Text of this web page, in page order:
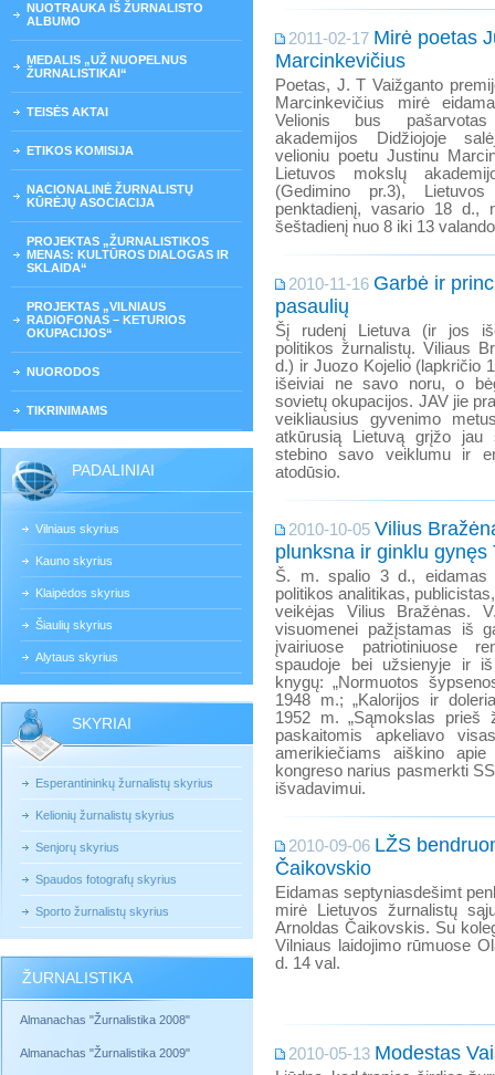
NUOTRAUKA IŠ ŽURNALISTO
ALBUMO
MEDALIS „UŽ NUOPELNUS
ŽURNALISTIKAI“
TEISĖS AKTAI
ETIKOS KOMISIJA
NACIONALINĖ ŽURNALISTŲ
KŪRĖJŲ ASOCIACIJA
PROJEKTAS „ŽURNALISTIKOS
MENAS: KULTŪROS DIALOGAS IR
SKLAIDA“
PROJEKTAS „VILNIAUS
RADIOFONAS – KETURIOS
OKUPACIJOS“
NUORODOS
TIKRINIMAMS
PADALINIAI
Vilniaus skyrius
Kauno skyrius
Klaipėdos skyrius
Šiaulių skyrius
Alytaus skyrius
SKYRIAI
Esperantininkų žurnalistų skyrius
Kelionių žurnalistų skyrius
Senjorų skyrius
Spaudos fotografų skyrius
Sporto žurnalistų skyrius
ŽURNALISTIKA
Almanachas "Žurnalistika 2008"
Almanachas "Žurnalistika 2009"
2011-02-17 Mirė poetas
Marcinkevičius
Poetas, J. T Vaižganto
Marcinkevičius mirė
Velionis bus
akademijos Didžiojoje
velioniu poetu Justinu
Lietuvos mokslų
(Gedimino pr.3),
penktadienį, vasario 18
šeštadienį nuo 8 iki 13
2010-11-16 Garbė ir
pasaulių
Šį rudenį Lietuva (ir jos
politikos žurnalistų. Viliaus
d.) ir Juozo Kojelio (lapkričio
išeiviai ne savo noru, o
sovietų okupacijos. JAV jie
veikliausius gyvenimo
atkūrusią Lietuvą grįžo jau
stebino savo veiklumu ir
atodūsio.
2010-10-05 Vilius
plunksna ir ginklu gynęs
Š. m. spalio 3 d., eidamas
politikos analitikas,
veikėjas Vilius Bražėnas.
visuomenei pažįstamas iš
įvairiuose patriotiniuose
spaudoje bei užsienyje ir
knygų: „Normuotos
1948 m.; „Kalorijos ir
1952 m. „Sąmokslas
paskaitomis apkeliavo
amerikiečiams aiškino
kongreso narius pasmerkti
išvadavimui.
2010-09-06 LŽS
Čaikovskio
Eidamas septyniasdešimt
mirė Lietuvos žurnalistų
Arnoldas Čaikovskis. Su
Vilniaus laidojimo rūmuose
d. 14 val.
2010-05-13 Modestas